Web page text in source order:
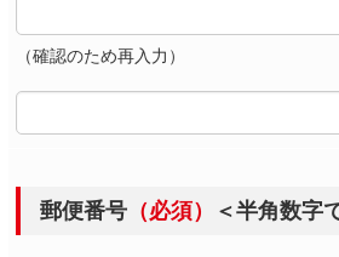
（確認のため再入力）
郵便番号（必須） ＜半角数字